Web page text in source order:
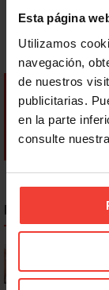
Esta página
Utilizamos
navegación,
de nuestros
publicitarias.
en la parte
consulte nuestra
NOTICIAS MÁS
Se